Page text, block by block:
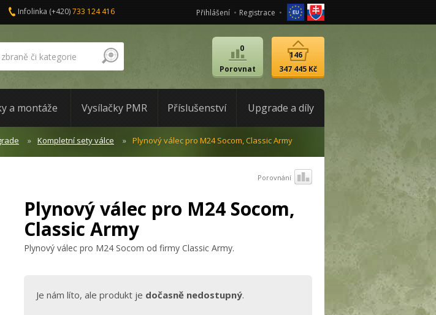
Infolinka (+420)733 124 416 Přihlášení Registrace
Porovnat
0
347 445 Kč
146
a montáže Vysílačky PMR Příslušenství Upgrade a díly
Kompletní sety válce Plynový válec pro M24 Socom, Classic Army
Porovnání
Plynový válec pro M24 Socom,
Classic Army
Plynový válec pro M24 Socom od firmy Classic Army.
Je nám líto, ale produkt je dočasně nedostupný.